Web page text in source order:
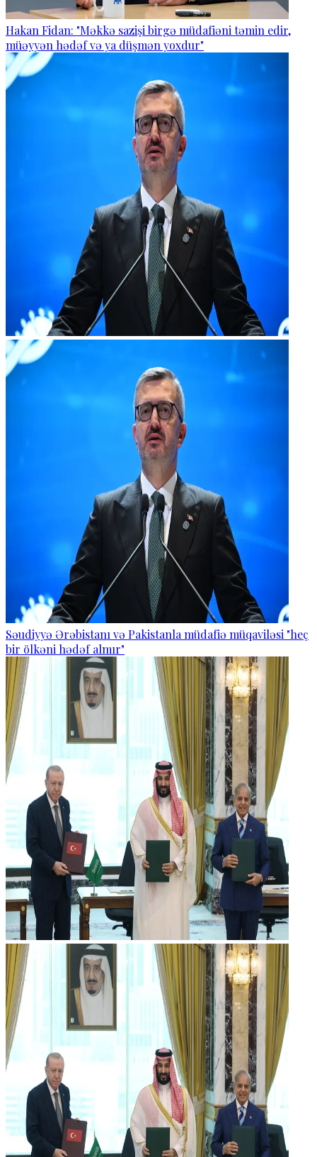
Hakan Fidan: "Məkkə sazişi birgə müdafiəni təmin edir,
müəyyən hədəf və ya düşmən yoxdur"
Səudiyyə Ərəbistanı və Pakistanla müdafiə müqaviləsi "heç
bir ölkəni hədəf almır"